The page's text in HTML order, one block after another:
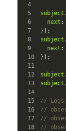
4
5
6
7
8
9
10
11
12
13
14
15
16
17
18
subject .
next :
});
subject .
next :
});
subject .
subject .
// Logs:
//
//
//